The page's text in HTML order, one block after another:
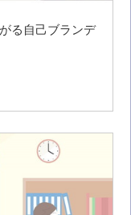
る自己ブランデ